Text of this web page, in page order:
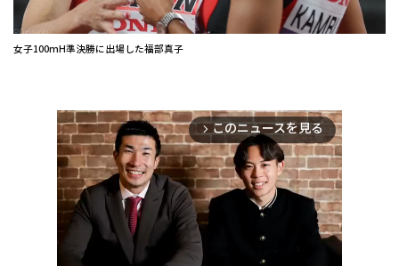
女子100mH準決勝に出場した福部真子
arrow_forward_ios このニュースを見る